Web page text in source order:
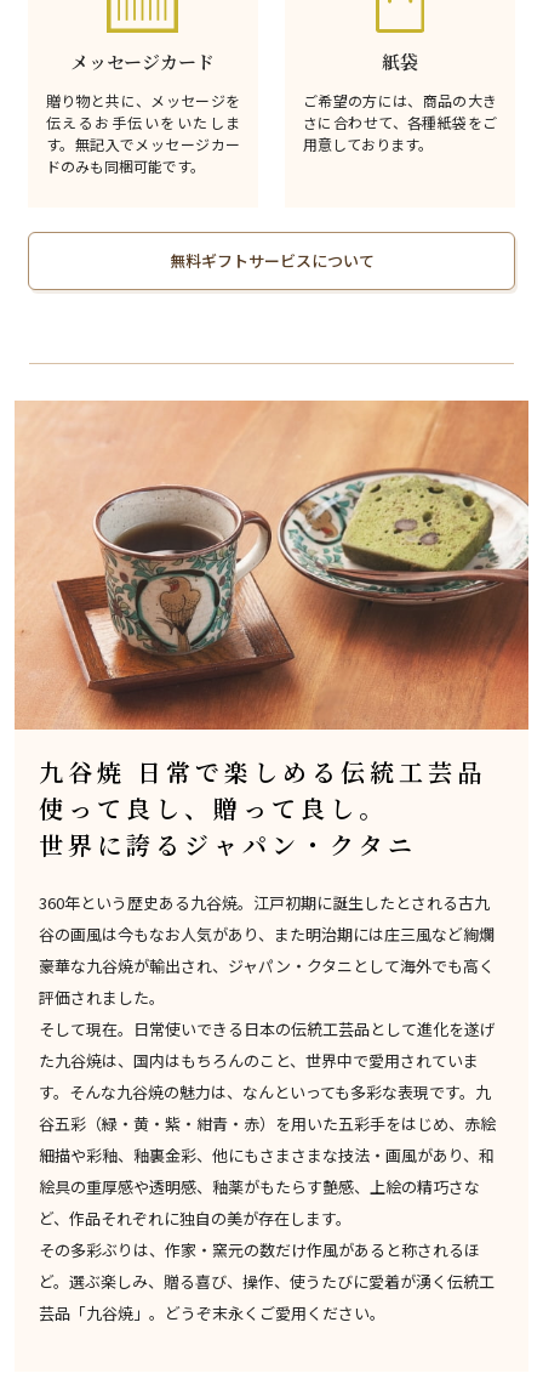
メッセージカード
贈り物と共に、メッセージを
伝えるお手伝いをいたしま
す。無記入でメッセージカー
ドのみも同梱可能です。
紙袋
ご希望の方には、商品の大き
さに合わせて、各種紙袋をご
用意しております。
無料ギフトサービスについて
九谷焼 日常で楽しめる伝統工芸品
使って良し、贈って良し。
世界に誇るジャパン・クタニ
360年という歴史ある九谷焼。江戸初期に誕生したとされる古九
谷の画風は今もなお人気があり、また明治期には庄三風など絢爛
豪華な九谷焼が輸出され、ジャパン・クタニとして海外でも高く
評価されました。
そして現在。日常使いできる日本の伝統工芸品として進化を遂げ
た九谷焼は、国内はもちろんのこと、世界中で愛用されていま
す。そんな九谷焼の魅力は、なんといっても多彩な表現です。九
谷五彩（緑・黄・紫・紺青・赤）を用いた五彩手をはじめ、赤絵
細描や彩釉、釉裏金彩、他にもさまさまな技法・画風があり、和
絵具の重厚感や透明感、釉薬がもたらす艶感、上絵の精巧さな
ど、作品それぞれに独自の美が存在します。
その多彩ぶりは、作家・窯元の数だけ作風があると称されるほ
ど。選ぶ楽しみ、贈る喜び、操作、使うたびに愛着が湧く伝統工
芸品「九谷焼」。どうぞ末永くご愛用ください。